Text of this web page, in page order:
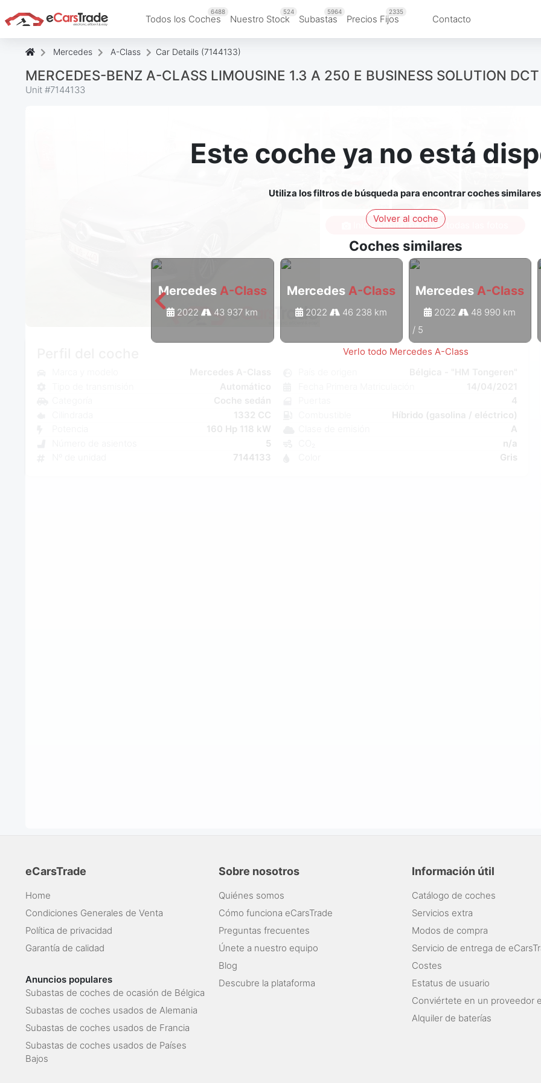
Todos los Coches
6488
Nuestro Stock
524
Subastas
5964
Precios Fijos
2335
Contacto
Mercedes A-Class Car Details (7144133)
MERCEDES-BENZ A-CLASS LIMOUSINE 1.3 A 250 E BUSINESS SOLUTION DCT
Unit #7144133
Este coche ya no está
Utiliza los filtros de búsqueda para encontrar coches
Volver al coche
Coches similares
Mercedes A-Class
2022 43 937 km
MercedesA-Class
2022 46 238 km
MercedesA-Class
2022 48 990 km
/ 5
Verlo todo Mercedes A-Class
Inicia sesión para ver todas las fotos
1332 CC
160 Hp 118 kW
5
7144133
Híbrido (gasolina / eléctrico)
A
n/a
Gris
eCarsTrade
Home
Condiciones Generales de Venta
Política de privacidad
Garantía de calidad
Anuncios populares
Subastas de coches de ocasión de Bélgica
Subastas de coches usados de Alemania
Subastas de coches usados de Francia
Subastas de coches usados de Países
Bajos
Sobre nosotros
Quiénes somos
Cómo funciona eCarsTrade
Preguntas frecuentes
Únete a nuestro equipo
Blog
Descubre la plataforma
Información útil
Catálogo de coches
Servicios extra
Modos de compra
Servicio de entrega de
Costes
Estatus de usuario
Conviértete en un proveedor e
Alquiler de baterías